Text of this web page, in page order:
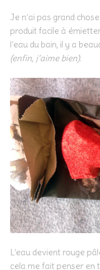
Je n’ai pas grand
produit facile à
l’eau du bain, il y a
(enfin, j’aime bien).
L’eau devient rouge
cela me fait penser en